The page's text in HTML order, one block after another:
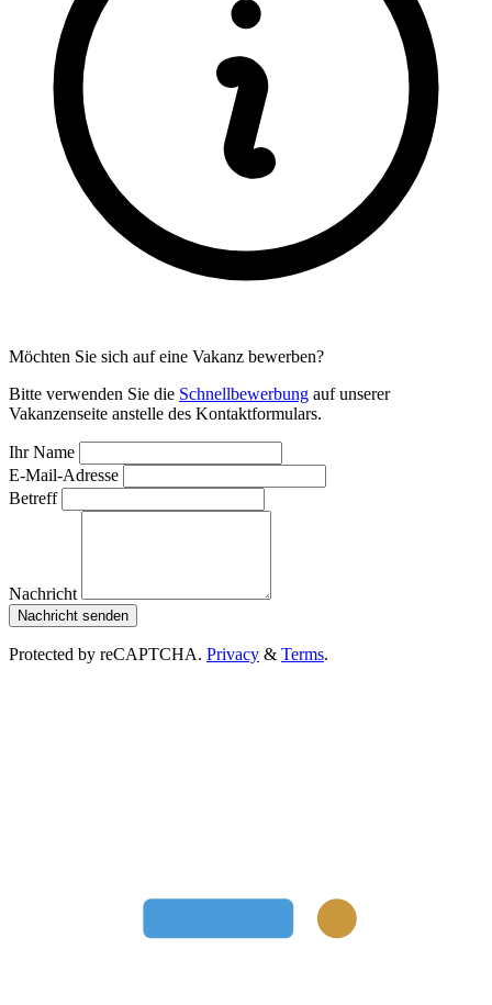
Möchten Sie sich auf eine Vakanz bewerben?
Bitte verwenden Sie die Schnellbewerbung auf unserer
Vakanzenseite anstelle des Kontaktformulars.
Ihr Name
E-Mail-Adresse
Betreff
Nachricht
Nachricht senden
Protected by reCAPTCHA. Privacy & Terms.